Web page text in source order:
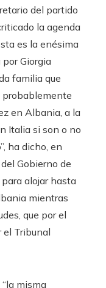
del partido
la agenda
es la enésima
Giorgia
familia que
probablemente
en Albania, a la
Italia si son o no
ha dicho, en
Gobierno de
alojar hasta
mientras
que por el
el Tribunal
misma